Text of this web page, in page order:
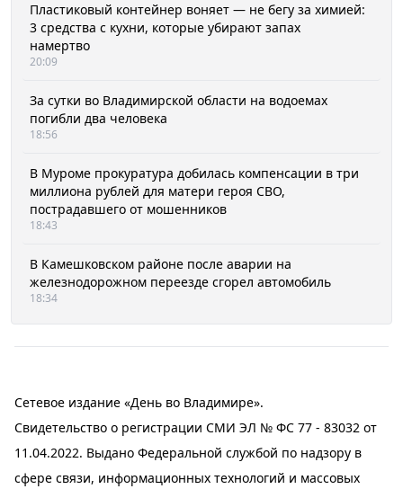
Пластиковый контейнер воняет — не бегу за химией:
3 средства с кухни, которые убирают запах
намертво
20:09
За сутки во Владимирской области на водоемах
погибли два человека
18:56
В Муроме прокуратура добилась компенсации в три
миллиона рублей для матери героя СВО,
пострадавшего от мошенников
18:43
В Камешковском районе после аварии на
железнодорожном переезде сгорел автомобиль
18:34
Сетевое издание «День во Владимире».
Свидетельство о регистрации СМИ ЭЛ № ФС 77 - 83032 от
11.04.2022. Выдано Федеральной службой по надзору в
сфере связи, информационных технологий и массовых